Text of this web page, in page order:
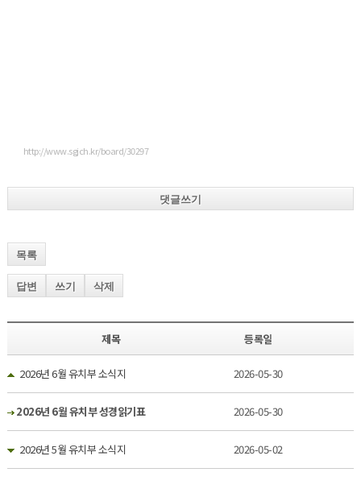
http://www.sgjch.kr/board/30297
댓글쓰기
목록
답변 쓰기 삭제
제목 등록일
2026년 6월 유치부 소식지 2026-05-30
2026년 6월 유치부 성경읽기표 2026-05-30
2026년 5월 유치부 소식지 2026-05-02